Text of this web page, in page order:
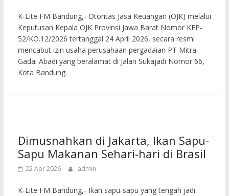
K-Lite FM Bandung,- Otoritas Jasa Keuangan (OJK) melalui
Keputusan Kepala OJK Provinsi Jawa Barat Nomor KEP-
52/KO.12/2026 tertanggal 24 April 2026, secara resmi
mencabut izin usaha perusahaan pergadaian PT Mitra
Gadai Abadi yang beralamat di Jalan Sukajadi Nomor 66,
Kota Bandung.
Dimusnahkan di Jakarta, Ikan Sapu-
Sapu Makanan Sehari-hari di Brasil
22 Apr 2026 admin
K-Lite FM Bandung,- Ikan sapu-sapu yang tengah jadi